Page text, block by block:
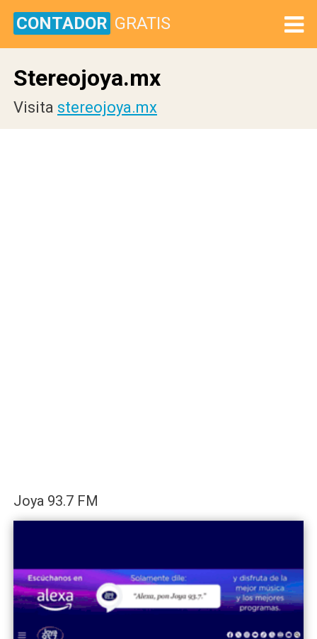
CONTADOR GRATIS
Stereojoya.mx
Visita stereojoya.mx
Joya 93.7 FM